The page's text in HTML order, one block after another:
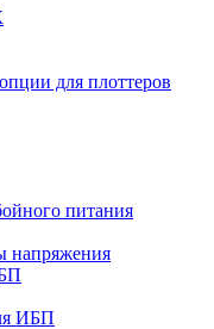
для плоттеров
питания
напряжения
ИБП